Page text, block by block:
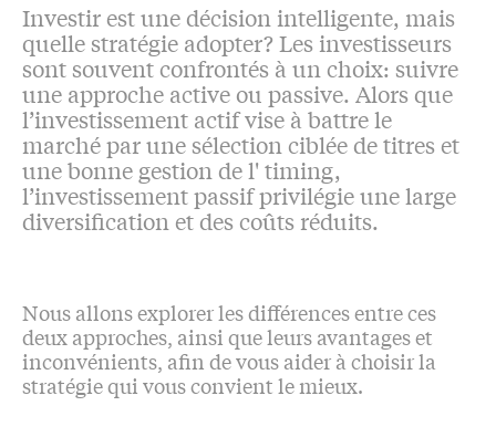
Investir est une décision intelligente, mais
quelle stratégie adopter? Les investisseurs
sont souvent confrontés à un choix: suivre
une approche active ou passive. Alors que
l’investissement actif vise à battre le
marché par une sélection ciblée de titres et
une bonne gestion de l' timing,
l’investissement passif privilégie une large
diversification et des coûts réduits.
Nous allons explorer les différences entre ces
deux approches, ainsi que leurs avantages et
inconvénients, afin de vous aider à choisir la
stratégie qui vous convient le mieux.